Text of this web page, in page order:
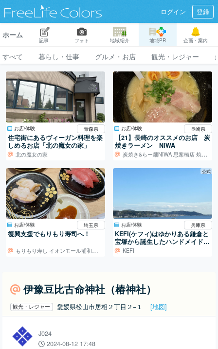
ログイン 登録
ホーム
記事 フォト 地域紹介 地域PR 企画・案内
すべて 暮らし・仕事 グルメ・お店 観光・レジャー
お店/体験 青森県
住宅街にあるヴィーガン料理を楽
しめるお店「北の魔女の家」
北の魔女の家
お店/体験 長崎県
【21】長崎のオススメのお店 炭
焼きラーメン NIWA
炭焼き&らー麺NIWA 思案橋店 焼き鳥
お店/体験 埼玉県
復興支援でもりもり寿司へ！
もりもり寿し イオンモール浦和美園店
公式
お店/体験 兵庫県
KEFI(ケフィ)はゆかりある鎌倉と
宝塚から誕生したハンドメイドブ
ランド
KEFI
伊豫豆比古命神社（椿神社）
観光・レジャー 愛媛県松山市居相２丁目２−１ [地図]
J024
2024-08-12 17:48